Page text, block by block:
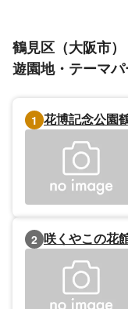
鶴見区（大阪市
遊園地・テーマ
1 花博記念公園
2 咲くやこの花